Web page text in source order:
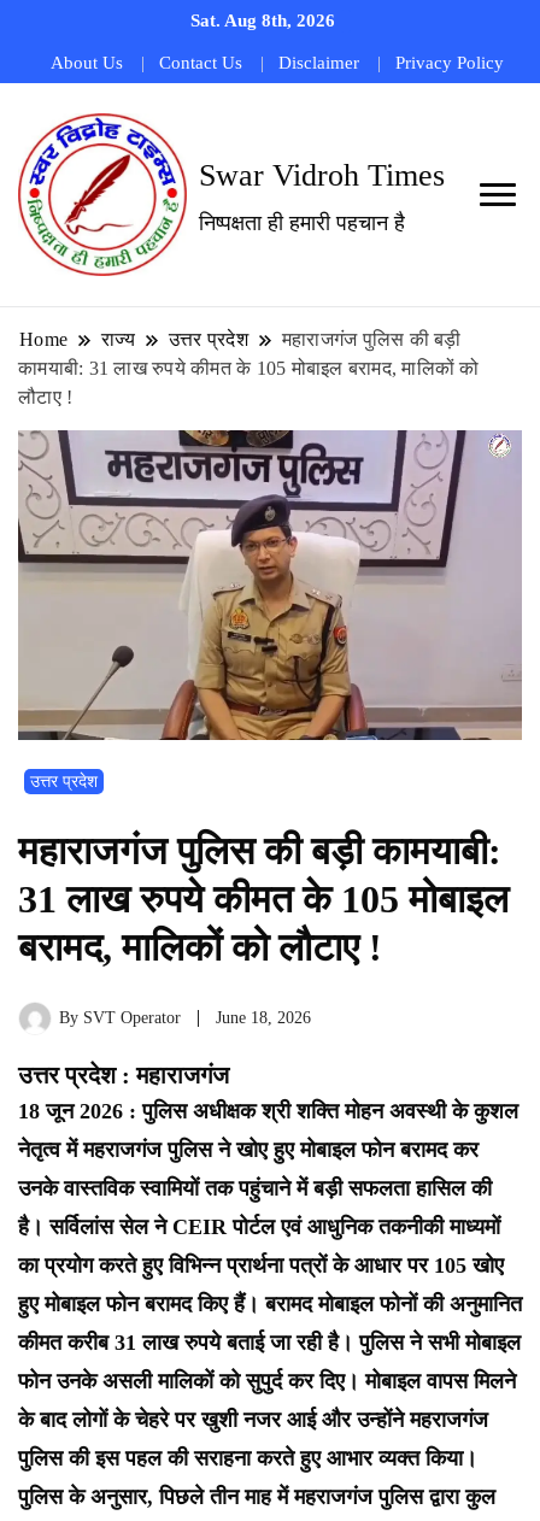
Sat. Aug 8th, 2026
About Us Contact Us Disclaimer Privacy Policy
Swar Vidroh Times
निष्पक्षता ही हमारी पहचान है
Home राज्य उत्तर प्रदेश
महाराजगंज पुलिस की बड़ी
कामयाबी: 31 लाख रुपये कीमत के 105 मोबाइल बरामद, मालिकों को
लौटाए !
उत्तर प्रदेश
महाराजगंज पुलिस की बड़ी कामयाबी:
31 लाख रुपये कीमत के 105 मोबाइल
बरामद, मालिकों को लौटाए !
By SVT Operator June 18, 2026
उत्तर प्रदेश : महाराजगंज
18 जून 2026 : पुलिस अधीक्षक श्री शक्ति मोहन अवस्थी के कुशल
नेतृत्व में महराजगंज पुलिस ने खोए हुए मोबाइल फोन बरामद कर
उनके वास्तविक स्वामियों तक पहुंचाने में बड़ी सफलता हासिल की
है। सर्विलांस सेल ने CEIR पोर्टल एवं आधुनिक तकनीकी माध्यमों
का प्रयोग करते हुए विभिन्न प्रार्थना पत्रों के आधार पर 105 खोए
हुए मोबाइल फोन बरामद किए हैं। बरामद मोबाइल फोनों की अनुमानित
कीमत करीब 31 लाख रुपये बताई जा रही है। पुलिस ने सभी मोबाइल
फोन उनके असली मालिकों को सुपुर्द कर दिए। मोबाइल वापस मिलने
के बाद लोगों के चेहरे पर खुशी नजर आई और उन्होंने महराजगंज
पुलिस की इस पहल की सराहना करते हुए आभार व्यक्त किया।
पुलिस के अनुसार, पिछले तीन माह में महराजगंज पुलिस द्वारा कुल